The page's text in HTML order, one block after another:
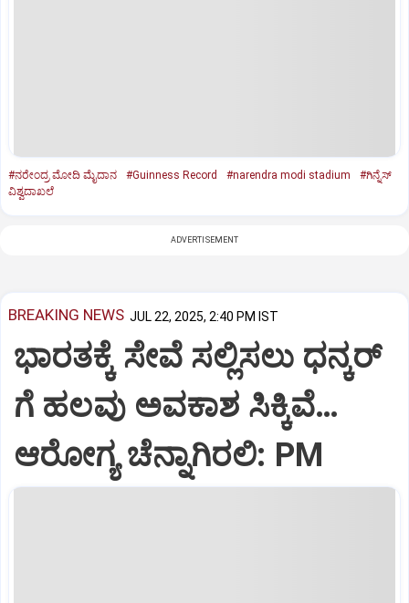
#ನರೇಂದ್ರ ಮೋದಿ ಮೈದಾನ #Guinness Record #narendra modi stadium
#ಗಿನ್ನೆಸ್‌
ವಿಶ್ವದಾಖಲೆ
ADVERTISEMENT
BREAKING NEWS JUL 22, 2025, 2:40 PM IST
ಭಾರತಕ್ಕೆ ಸೇವೆ ಸಲ್ಲಿಸಲು ಧನ್ಕರ್‌
ಗೆ ಹಲವು ಅವಕಾಶ ಸಿಕ್ಕಿವೆ…
ಆರೋಗ್ಯ ಚೆನ್ನಾಗಿರಲಿ: PM